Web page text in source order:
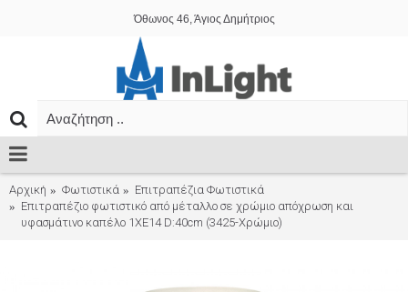
Όθωνος 46, Άγιος Δημήτριος
Αρχική Φωτιστικά
Επιτραπέζια Φωτιστικά
Επιτραπέζιο φωτιστικό από μέταλλο σε χρώμιο απόχρωση και
υφασμάτινο καπέλο 1XE14 D:40cm (3425-Χρώμιο)